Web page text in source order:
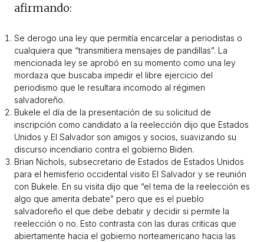
afirmando:
Se derogo una ley que permitía encarcelar a periodistas o
cualquiera que “transmitiera mensajes de pandillas”. La
mencionada ley se aprobó en su momento como una ley
mordaza que buscaba impedir el libre ejercicio del
periodismo que le resultara incomodo al régimen
salvadoreño.
Bukele el día de la presentación de su solicitud de
inscripción como candidato a la reelección dijo que Estados
Unidos y El Salvador son amigos y socios, suavizando su
discurso incendiario contra el gobierno Biden.
Brian Nichols, subsecretario de Estados de Estados Unidos
para el hemisferio occidental visito El Salvador y se reunión
con Bukele. En su visita dijo que “el tema de la reelección es
algo que amerita debate” pero que es el pueblo
salvadoreño el que debe debatir y decidir si permite la
reelección o no. Esto contrasta con las duras criticas que
abiertamente hacia el gobierno norteamericano hacia las